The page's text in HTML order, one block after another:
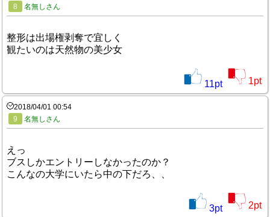
8
名無しさん
整形は出場権剥奪で宜しく
観たいのは天然物の美少女
11pt 1pt
2018/04/01 00:54
9
名無しさん
えっ
ブスしかエントリーしなかったのか？
こんなの大学にいたら中の下だろ、、
3pt 2pt